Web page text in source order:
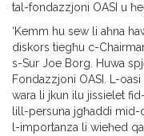
tal-fondazzjoni OASI u
‘Kemm hu sew li aħna
diskors tiegħu c-
s-Sur Joe Borg. Huwa
Fondazzjoni OASI. L-
wara li jkun ilu jissielet
lill-persuna jgħaddi
l-importanza li wieħed